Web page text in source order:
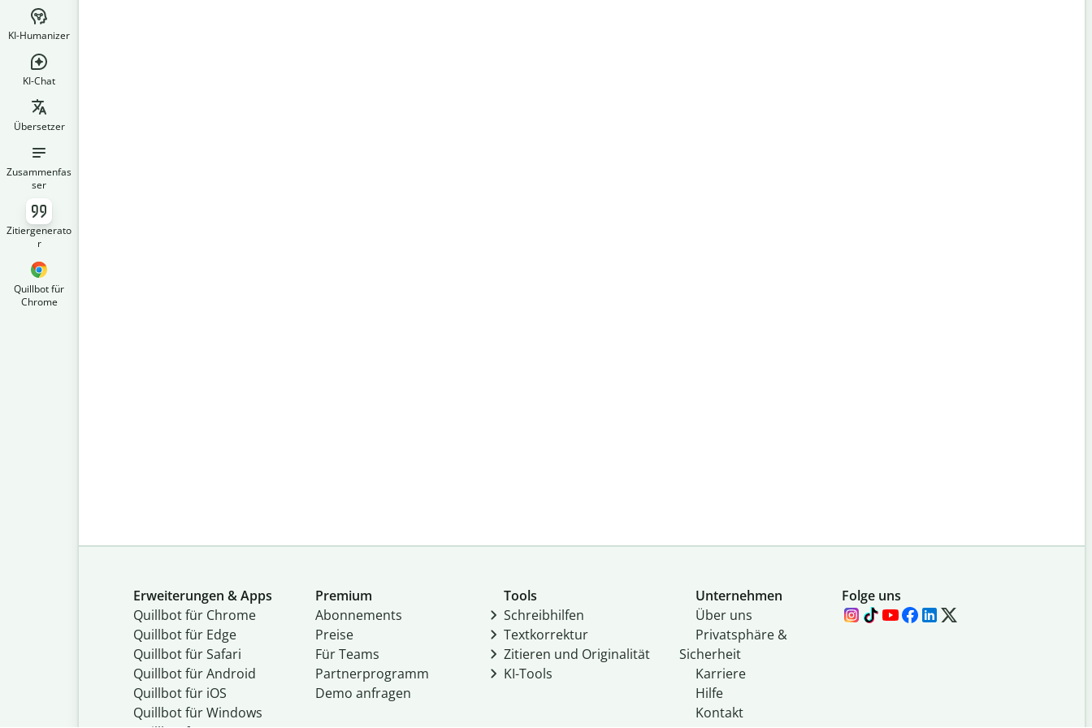
KI-Humanizer
KI-Chat
Übersetzer
Zusammenfas
ser
Zitiergenerato
r
Quillbot für
Chrome
Erweiterungen & Apps
Quillbot für Chrome
Quillbot für Edge
Quillbot für Safari
Quillbot für Android
Quillbot für iOS
Quillbot für Windows
Premium
Abon­ne­ments
Preise
Für Teams
Partnerprogramm
Demo anfragen
Tools
Schreibhilfen
Textkorrektur
Zitieren und Originalität
KI-Tools
Unternehmen
Über uns
Privatsphäre &
Sicherheit
Karriere
Hilfe
Kontakt
Folge uns